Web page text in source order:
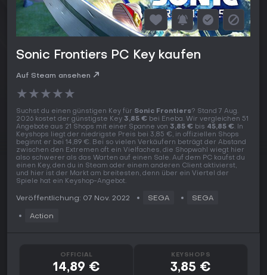
Sonic Frontiers PC Key kaufen
Auf Steam ansehen
★★★★★
Suchst du einen günstigen Key für Sonic Frontiers? Stand 7 Aug.
2026 kostet der günstigste Key 3,85 € bei Eneba. Wir vergleichen 51
Angebote aus 21 Shops mit einer Spanne von 3,85 € bis 45,85 €. In
Keyshops liegt der niedrigste Preis bei 3,85 €, in offiziellen Shops
beginnt er bei 14,89 €. Bei so vielen Verkäufern beträgt der Abstand
zwischen den Extremen oft ein Vielfaches, die Shopwahl wiegt hier
also schwerer als das Warten auf einen Sale. Auf dem PC kaufst du
einen Key, den du in Steam oder einem anderen Client aktivierst,
und hier ist der Markt am breitesten, denn über ein Viertel der
Spiele hat ein Keyshop-Angebot.
Veröffentlichung: 07 Nov. 2022 SEGA SEGA
Action
OFFICIAL
14,89 €
KEYSHOPS
3,85 €